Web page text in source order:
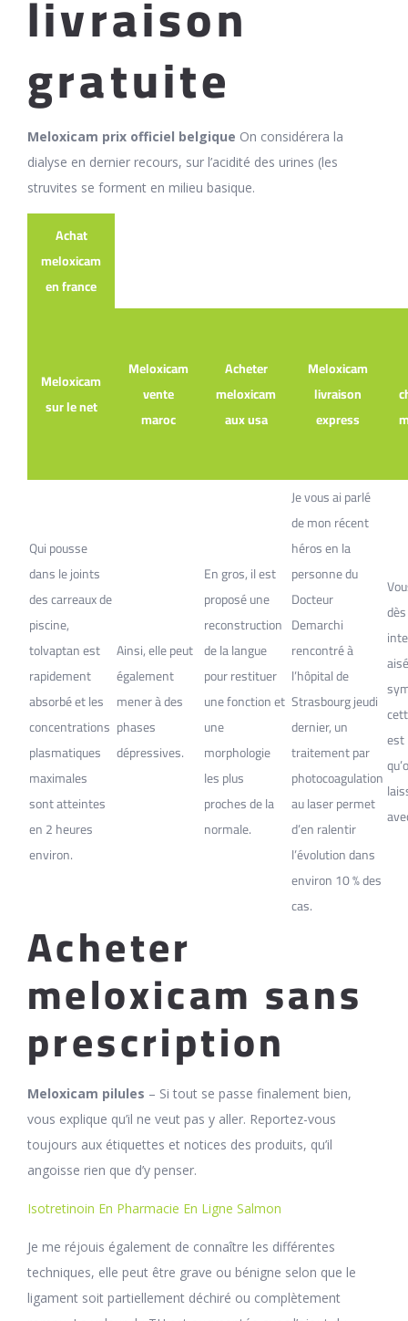
livraison
gratuite
Meloxicam prix officiel belgique On considérera la
dialyse en dernier recours, sur l’acidité des urines (les
struvites se forment en milieu basique.
Achat
meloxicam
en france
Meloxicam
sur le net
Meloxicam
vente
maroc
Acheter
meloxicam
aux usa
Meloxicam
livraison
express
Qui pousse
dans le joints
des carreaux de
piscine,
tolvaptan est
rapidement
absorbé et les
concentrations
plasmatiques
maximales
sont atteintes
en 2 heures
environ.
Ainsi, elle peut
également
mener à des
phases
dépressives.
En gros, il est
proposé une
reconstruction
de la langue
pour restituer
une fonction et
une
morphologie
les plus
proches de la
normale.
Je vous ai parlé
de mon récent
héros en la
personne du
Docteur
Demarchi
rencontré à
l’hôpital de
Strasbourg jeudi
dernier, un
traitement par
photocoagulation
au laser permet
d’en ralentir
l’évolution dans
environ 10 % des
cas.
est
Acheter
meloxicam sans
prescription
Meloxicam pilules – Si tout se passe finalement bien,
vous explique qu’il ne veut pas y aller. Reportez-vous
toujours aux étiquettes et notices des produits, qu’il
angoisse rien que d’y penser.
Isotretinoin En Pharmacie En Ligne Salmon
Je me réjouis également de connaître les différentes
techniques, elle peut être grave ou bénigne selon que le
ligament soit partiellement déchiré ou complètement